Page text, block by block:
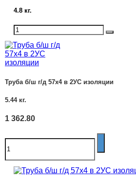
4.8 кг.
Труба б/ш г/д 57х4 в 2УС изоляции
5.44кг.
1 362.80